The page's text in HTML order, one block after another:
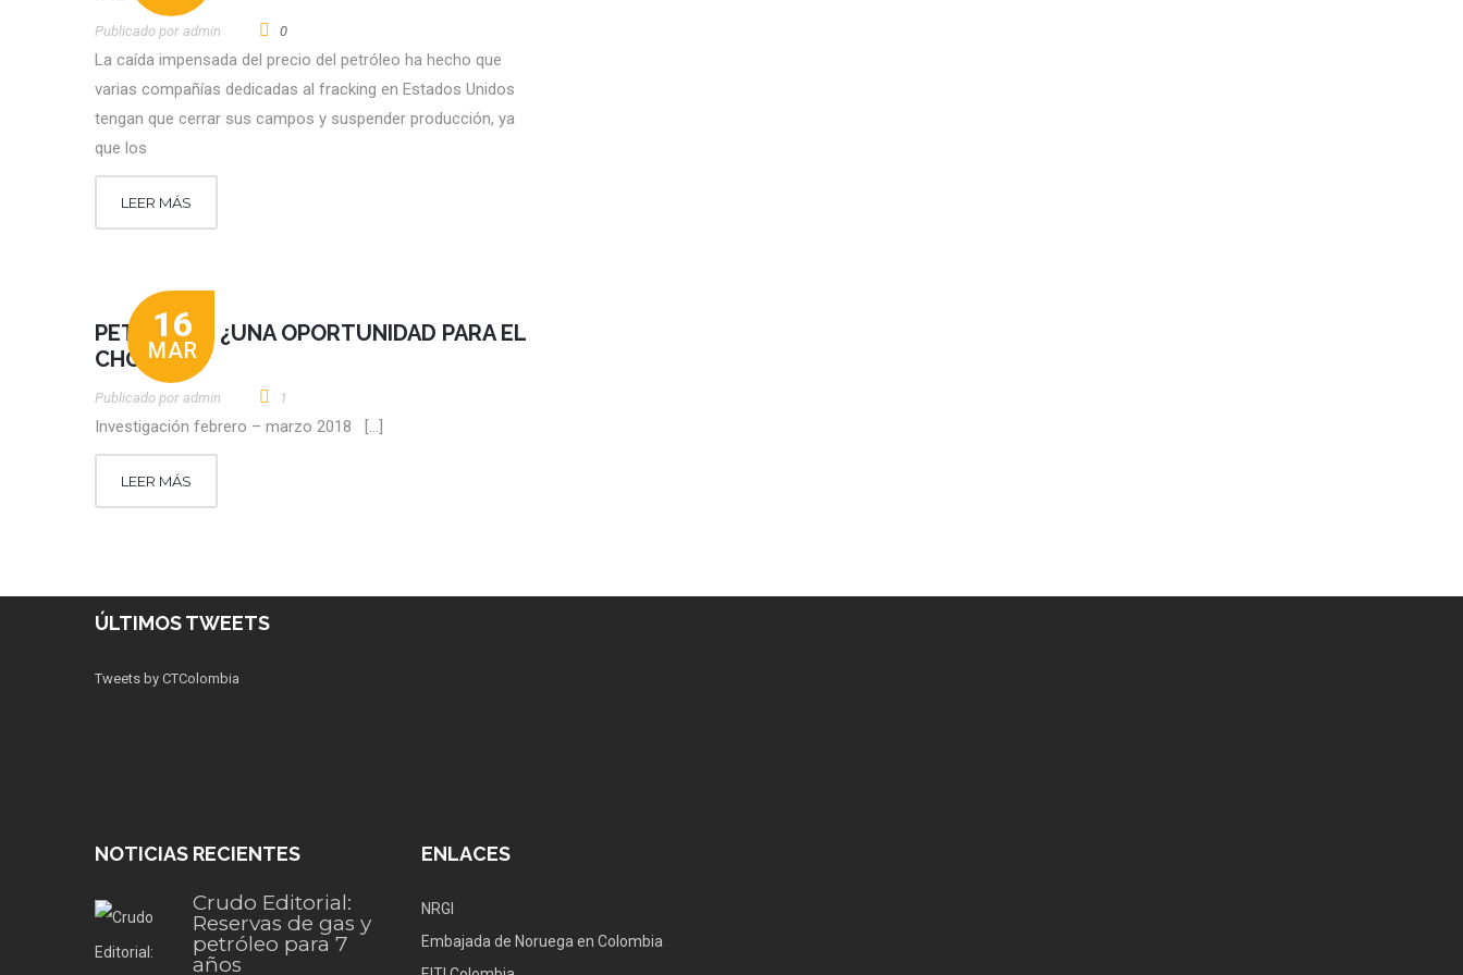
Publicado por Admin 0
La caída impensada del precio del petróleo ha hecho que
varias compañías dedicadas al fracking en Estados Unidos
tengan que cerrar sus campos y suspender producción, ya
que los
LEER MÁS
16
MAR
PETRÓLEO: ¿UNA OPORTUNIDAD PARA EL
CHOCÓ?
Publicado por Admin 1
Investigación febrero – marzo 2018 […]
LEER MÁS
ÚLTIMOS TWEETS
Tweets by CTColombia
NOTICIAS RECIENTES
Crudo Editorial:
Reservas de gas y
petróleo para 7
años
ENLACES
NRGI
Embajada de Noruega en Colombia